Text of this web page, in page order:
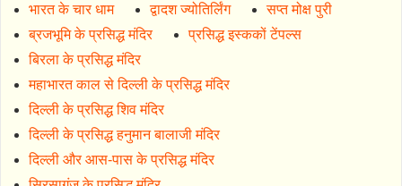
भारत के चार धाम
द्वादश ज्योतिर्लिंग
सप्त मोक्ष पुरी
ब्रजभूमि के प्रसिद्ध मंदिर
प्रसिद्ध इस्ककों टेंपल्स
बिरला के प्रसिद्ध मंदिर
महाभारत काल से दिल्ली के प्रसिद्ध मंदिर
दिल्ली के प्रसिद्ध शिव मंदिर
दिल्ली के प्रसिद्ध हनुमान बालाजी मंदिर
दिल्ली और आस-पास के प्रसिद्ध मंदिर